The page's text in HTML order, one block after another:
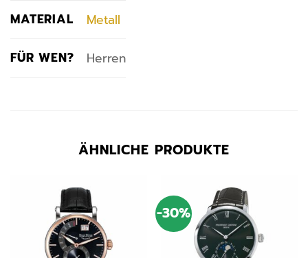
MATERIAL Metall
FÜR WEN? Herren
ÄHNLICHE PRODUKTE
-30%